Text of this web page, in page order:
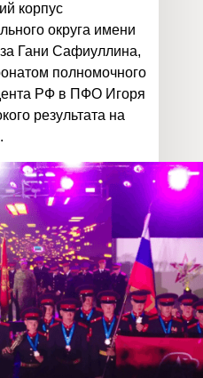
корпус
округа имени
Гани Сафиуллина,
полномочного
РФ в ПФО Игоря
результата на